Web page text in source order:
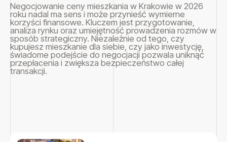
Negocjowanie ceny mieszkania w Krakowie w 2026
roku nadal ma sens i może przynieść wymierne
korzyści finansowe. Kluczem jest przygotowanie,
analiza rynku oraz umiejętność prowadzenia rozmów w
sposób strategiczny. Niezależnie od tego, czy
kupujesz mieszkanie dla siebie, czy jako inwestycję,
świadome podejście do negocjacji pozwala uniknąć
przepłacenia i zwiększa bezpieczeństwo całej
transakcji.